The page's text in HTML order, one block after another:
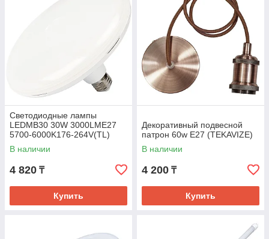
Светодиодные лампы
LEDMB30 30W 3000LME27
5700-6000K176-264V(TL)
В наличии
4 820 ₸
Купить
Декоративный подвесной
патрон 60w Е27 (TEKAVIZE)
В наличии
4 200 ₸
Купить